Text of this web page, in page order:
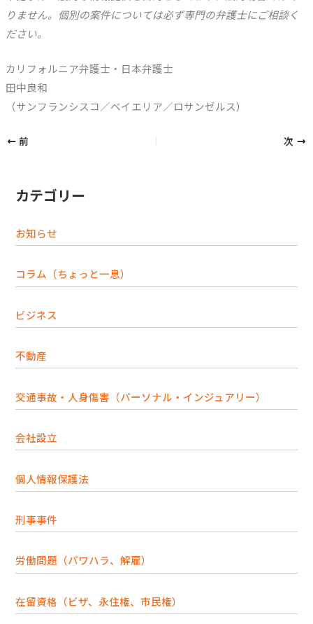
りません。個別の案件については必ず専門の弁護士にご相談く
ださい。
カリフォルニア弁護士・日本弁護士
田中良和
（サンフランシスコ／ベイエリア／ロサンゼルス）
前 次
カテゴリー
お知らせ
コラム（ちょっと一息）
ビジネス
不動産
交通事故・人身傷害（パーソナル・インジュアリー）
会社設立
個人情報保護法
刑事事件
労働問題（パワハラ、解雇）
在留資格（ビザ、永住権、市民権）